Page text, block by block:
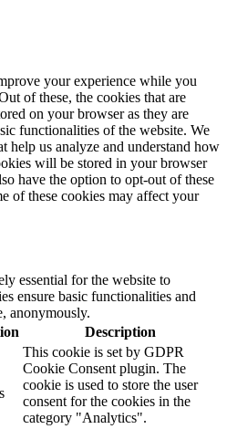
your experience while you
of these, the cookies that are
on your browser as they are
functionalities of the website. We
help us analyze and understand how
will be stored in your browser
have the option to opt-out of these
of these cookies may affect your
essential for the website to
ensure basic functionalities and
anonymously.
Description
This cookie is set by GDPR
Cookie Consent plugin. The
cookie is used to store the user
consent for the cookies in the
category "Analytics".